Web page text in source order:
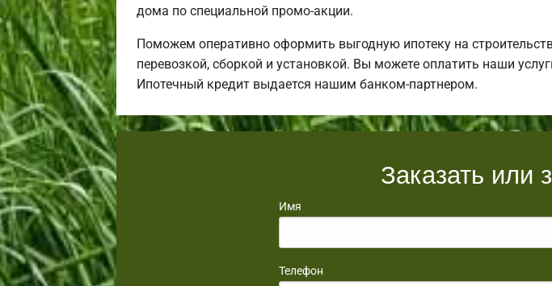
дома по специальной промо-акции.
Поможем оперативно оформить выгодную ипотеку на
перевозкой, сборкой и установкой. Вы можете оплатить наши
Ипотечный кредит выдается нашим банком-партнером.
Заказать или
Имя
Телефон